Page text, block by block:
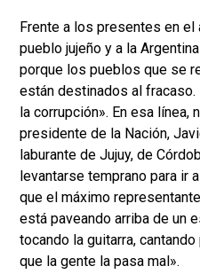
Frente a los presentes en el
pueblo jujeño y a la
porque los pueblos que se
están destinados al
la corrupción». En esa línea,
presidente de la Nación,
laburante de Jujuy, de
levantarse temprano para ir
que el máximo
está paveando arriba de un
tocando la guitarra,
que la gente la pasa mal».